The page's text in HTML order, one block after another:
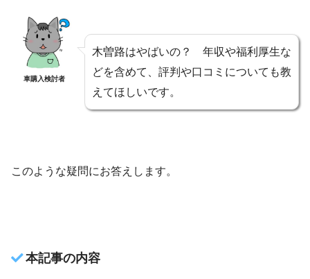
車購入検討者
木曽路はやばいの？ 年収や福利厚生な
どを含めて、評判や口コミについても教
えてほしいです。
このような疑問にお答えします。
本記事の内容